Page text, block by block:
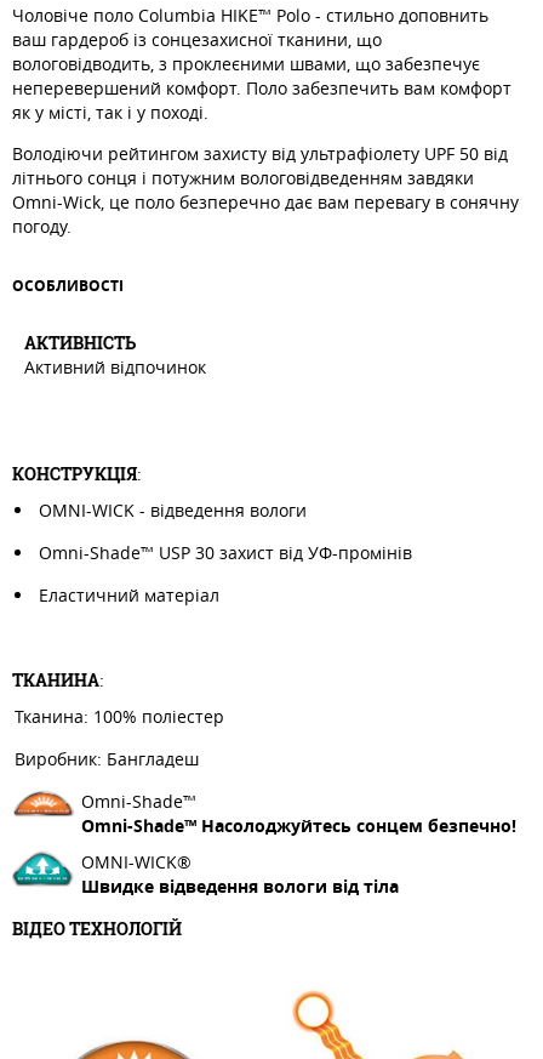
Чоловіче поло Columbia HIKE™ Polo - стильно доповнить
ваш гардероб із сонцезахисної тканини, що
вологовідводить, з проклеєними швами, що забезпечує
неперевершений комфорт. Поло забезпечить вам комфорт
як у місті, так і у поході.
Володіючи рейтингом захисту від ультрафіолету UPF 50 від
літнього сонця і потужним вологовідведенням завдяки
Omni-Wick, це поло безперечно дає вам перевагу в сонячну
погоду.
ОСОБЛИВОСТI
АКТИВНIСТЬ
Активний відпочинок
КОНСТРУКЦІЯ:
OMNI-WICK - відведення вологи
Omni-Shade™ USP 30 захист від УФ-промінів
Еластичний матеріал
ТКАНИНА:
Тканина: 100% поліестер
Виробник: Бангладеш
Omni-Shade™
Omni-Shade™ Насолоджуйтесь сонцем безпечно!
OMNI-WICK®
Швидке відведення вологи від тіла
ВІДЕО ТЕХНОЛОГІЙ